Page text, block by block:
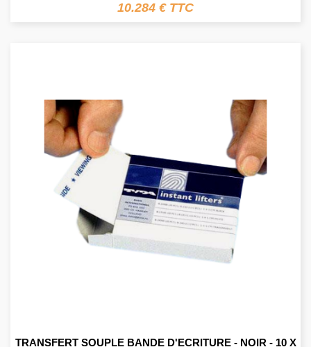
10.284 € TTC
TRANSFERT SOUPLE BANDE D'ECRITURE - NOIR - 10 X